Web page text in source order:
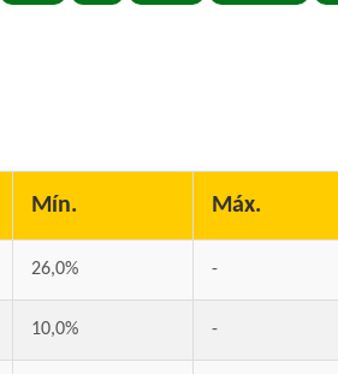
Dog Selection Etiqueta Negra Raza
Dog Selection Premium Adultos Raza
Dogpro Adulto Mini
Dogpro Mordida Pequeña
Dogui Perro Adulto
Mín. Máx.
26,0% -
10,0% -